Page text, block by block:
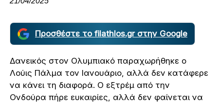
Προσθέστε το filathlos.gr στην Google
Δανεικός στον Ολυμπιακό παραχωρήθηκε ο
Λούις Πάλμα τον Ιανουάριο, αλλά δεν κατάφερε
να κάνει τη διαφορά. Ο εξτρέμ από την
Ονδούρα πήρε ευκαιρίες, αλλά δεν φαίνεται να